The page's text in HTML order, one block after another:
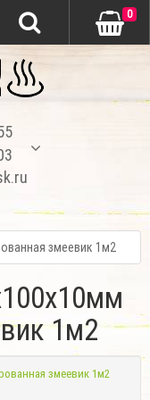
0
змеевик 1м2
1м2
змеевик 1м2